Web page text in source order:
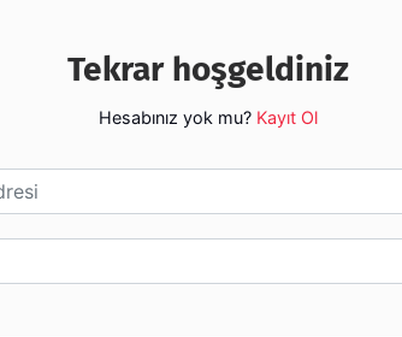
Tekrar hoşgeldiniz
Hesabınız yok mu? Kayıt Ol